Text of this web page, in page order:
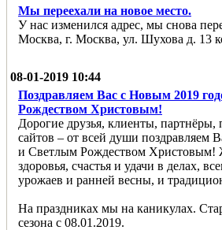
Мы переехали на новое место.
У нас изменился адрес, мы снова
Москва, г. Москва, ул. Шухова д. 13
08-01-2019 10:44
Поздравляем Вас с Новым 2019
Рождеством Христовым!
Дорогие друзья, клиенты, партнёры,
сайтов – от всей души поздравляем
и Светлым Рождеством Христовым!
здоровья, счастья и удачи в делах,
урожаев и ранней весны, и
На праздниках мы на каникулах.
сезона с 08.01.2019.